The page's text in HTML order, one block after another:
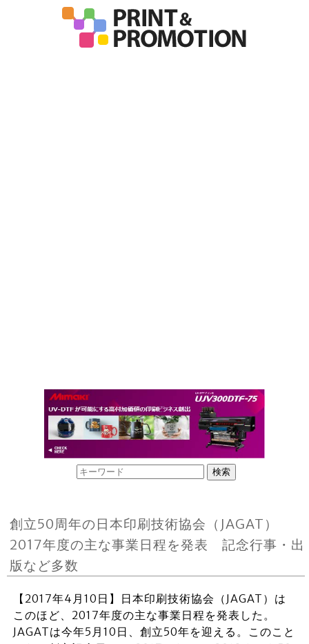
創立50周年の日本印刷技術協会（JAGAT）
2017年度の主な事業日程を発表 記念行事・出
版など多数
【2017年4月10日】日本印刷技術協会（JAGAT）は
このほど、2017年度の主な事業日程を発表した。
JAGATは今年5月10日、創立50年を迎える。このこと